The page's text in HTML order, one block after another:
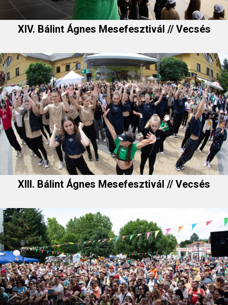
XIV. Bálint Ágnes Mesefesztivál // Vecsés
XIII. Bálint Ágnes Mesefesztivál // Vecsés